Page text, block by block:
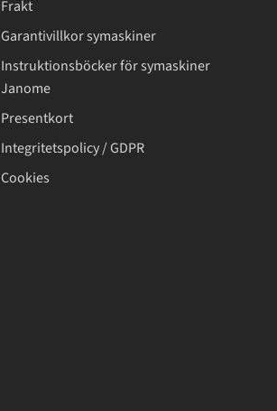
Frakt
Garantivillkor symaskiner
Instruktionsböcker för symaskiner
Janome
Presentkort
Integritetspolicy / GDPR
Cookies